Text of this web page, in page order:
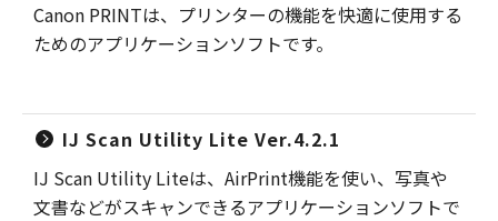
Canon PRINTは、プリンターの機能を快適に使用する
ためのアプリケーションソフトです。
IJ Scan Utility Lite Ver.4.2.1
IJ Scan Utility Liteは、AirPrint機能を使い、写真や
文書などがスキャンできるアプリケーションソフトで